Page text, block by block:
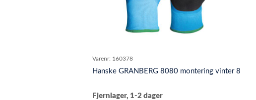
Varenr: 160378
Hanske GRANBERG 8080 montering vinter 8
Fjernlager, 1-2 dager